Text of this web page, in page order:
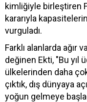
kimliğiyle birleştiren
kararıyla
vurguladı.
Farklı alanlarda ağır
değinen Ekti, "Bu yıl
ülkelerinden daha
çıktık, dış dünyaya
yoğun gelmeye